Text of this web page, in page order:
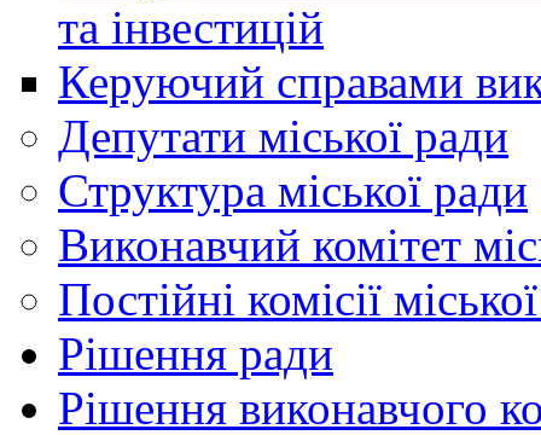
та інвестицій
Керуючий справами
Депутати міської ради
Структура міської ради
Виконавчий комітет
Постійні комісії
Рішення ради
Рішення виконавчого